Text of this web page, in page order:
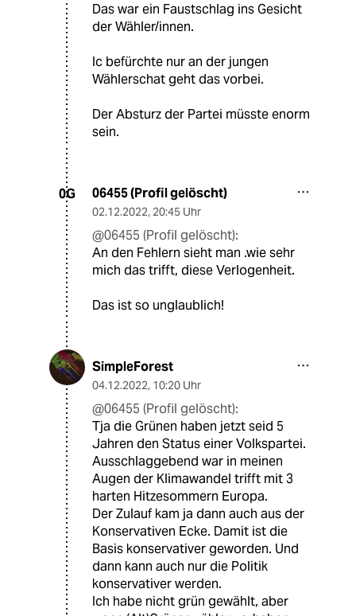
Das war ein Faustschlag ins Gesicht
der Wähler/innen.
Ic befürchte nur an der jungen
Wählerschat geht das vorbei.
Der Absturz der Partei müsste enorm
sein.
0G 06455 (Profil gelöscht)
02.12.2022, 20:45 Uhr
@06455 (Profil gelöscht):
An den Fehlern sieht man .wie sehr
mich das trifft, diese Verlogenheit.
Das ist so unglaublich!
SimpleForest
04.12.2022, 10:20 Uhr
@06455 (Profil gelöscht):
Tja die Grünen haben jetzt seid 5
Jahren den Status einer Volkspartei.
Ausschlaggebend war in meinen
Augen der Klimawandel trifft mit 3
harten Hitzesommern Europa.
Der Zulauf kam ja dann auch aus der
Konservativen Ecke. Damit ist die
Basis konservativer geworden. Und
dann kann auch nur die Politik
konservativer werden.
Ich habe nicht grün gewählt, aber